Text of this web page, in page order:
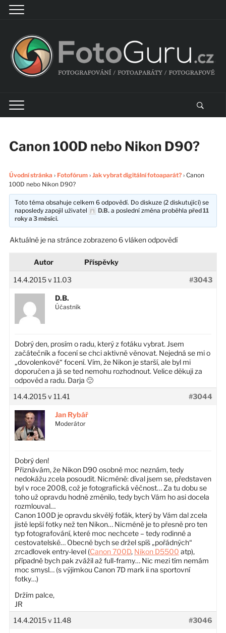
Canon 100D nebo Nikon D90?
Úvodní stránka › Fotofórum › Jak vybrat digitální fotoaparát? › Canon
100D nebo Nikon D90?
Toto téma obsahuje celkem 6 odpovědí. Do diskuze (2 diskutující) se
naposledy zapojil uživatel
D.B. a poslední změna proběhlapřed 11
roky a 3 měsíci.
Aktuálně je na stránce zobrazeno 6 vláken odpovědí
Autor Příspěvky
14.4.2015 v 11.03 #3043
D.B.
Účastník
Dobrý den, prosím o radu, který z fotáku vybrat. Jsem
začátečník a focení se chci aktivně věnovat. Nejedná se mi o
„dovolenkové“ focení. Vím, že Nikon je starší, ale byl mi
doporučen a já se ted nemohu rozhodnout. Velice děkuji za
odpověd a radu. Darja 🙂
14.4.2015 v 11.41
#3044
Jan Rybář
Moderátor
Dobrý den!
Přiznávám, že Nikon D90 osobně moc neznám, tedy
nedokážu zcela posoudit. Nicméně: díval jsem se, představen
byl v roce 2008, což je fotografická věčnost… Za tu dobu se
toho už opravdu hodně změnilo, tedy bych Vám ho asi docela
rozmlouval…
Canon 100D je opravdu skvělý foťák, který by Vám dal zcela
jistě lepší fotky než ten Nikon… Nicméně je to přesně pro ten
typ fotografování, které moc nechcete – tedy rodinné a
cestovatelské… Obecně bych se držel spíš „pořádných“
zrcadlovek entry-level (Canon 700D, Nikon D5500 atp),
případně bych pak zvážil až full-framy… Nic mezi tím nemám
moc smysl… (s výjimkou Canon 7D mark ii na sportovní
fotky…)
Držím palce,
JR
14.4.2015 v 11.48
#3046